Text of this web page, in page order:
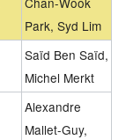
Park, Syd Lim
Saïd Ben Saïd,
Michel Merkt
Alexandre
Mallet-Guy,